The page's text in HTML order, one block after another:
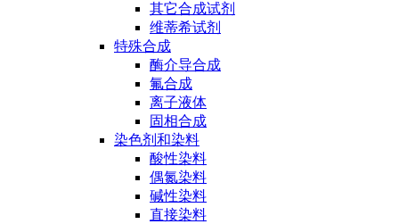
其它合成试剂
维蒂希试剂
特殊合成
酶介导合成
氟合成
离子液体
固相合成
染色剂和染料
酸性染料
偶氮染料
碱性染料
直接染料